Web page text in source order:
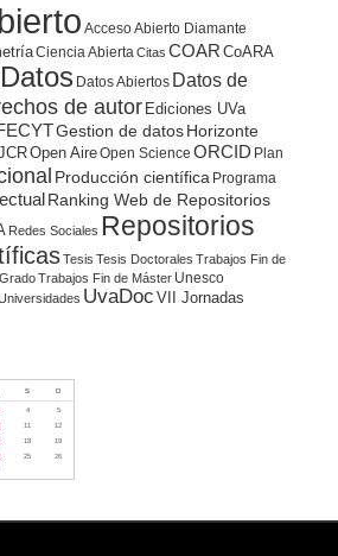
Acceso Abierto Diamante
Ciencia Abierta Citas COAR CoARA
Datos Datos Abiertos Datos de
de autor Ediciones UVa
Gestion de datosHorizonte
Open AireOpen Science ORCID Plan
Producción científica Programa
Ranking Web de Repositorios
Redes Sociales Repositorios
Tesis Tesis Doctorales Trabajos Fin de
Trabajos Fin de Máster Unesco
UvaDoc VII Jornadas
S D
4
5
11
12
18
19
25
26